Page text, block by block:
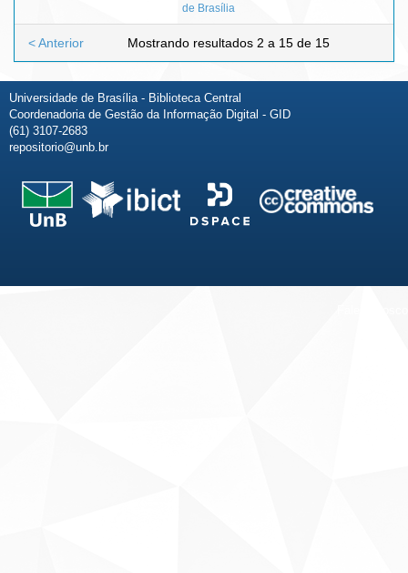
de Brasília
Mostrando resultados 2 a 15 de 15
< Anterior
Universidade de Brasília - Biblioteca Central
Coordenadoria de Gestão da Informação Digital - GID
(61) 3107-2683
repositorio@unb.br